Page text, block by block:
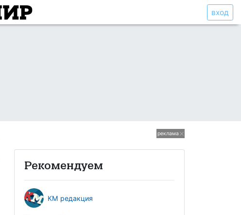
вход
реклама
Рекомендуем
КМ редакция